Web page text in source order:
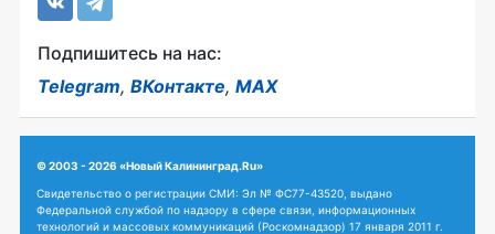
Подпишитесь на нас:
Telegram, ВКонтакте, MAX
© 2003 - 2026 «Новый Калининград.Ru»
Свидетельство о регистрации СМИ: Эл № ФС77-43520, выдано
Федеральной службой по надзору в сфере связи, информационных
технологий и массовых коммуникаций (Роскомнадзор) 17 января 2011 г.